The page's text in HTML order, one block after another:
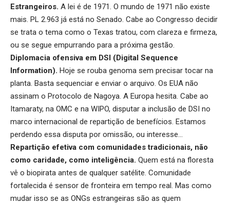
Estrangeiros. A lei é de 1971. O mundo de 1971 não existe
mais. PL 2.963 já está no Senado. Cabe ao Congresso decidir
se trata o tema como o Texas tratou, com clareza e firmeza,
ou se segue empurrando para a próxima gestão.
Diplomacia ofensiva em DSI (Digital Sequence
Information). Hoje se rouba genoma sem precisar tocar na
planta. Basta sequenciar e enviar o arquivo. Os EUA não
assinam o Protocolo de Nagoya. A Europa hesita. Cabe ao
Itamaraty, na OMC e na WIPO, disputar a inclusão de DSI no
marco internacional de repartição de benefícios. Estamos
perdendo essa disputa por omissão, ou interesse…
Repartição efetiva com comunidades tradicionais, não
como caridade, como inteligência. Quem está na floresta
vê o biopirata antes de qualquer satélite. Comunidade
fortalecida é sensor de fronteira em tempo real. Mas como
mudar isso se as ONGs estrangeiras são as quem